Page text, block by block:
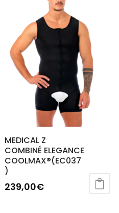
MEDICAL Z
COMBINÉ ELEGANCE
COOLMAX®(EC037
)
239,00€